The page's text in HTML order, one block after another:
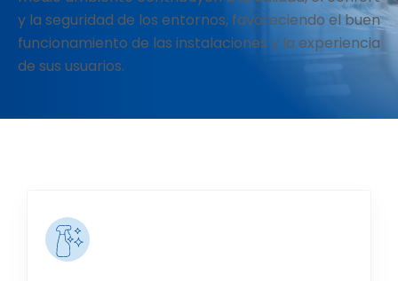
y la seguridad de los entornos, favoreciendo el buen
funcionamiento de las instalaciones y la experiencia
de sus usuarios.